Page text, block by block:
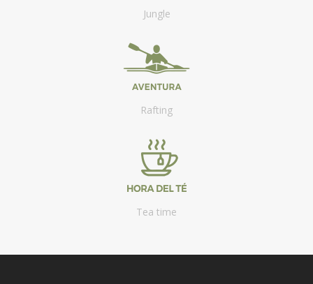
Jungle
Rafting
Tea time